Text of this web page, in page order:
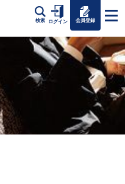
検索 ログイン 会員登録